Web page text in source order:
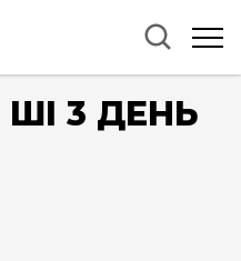
3 ДЕНЬ